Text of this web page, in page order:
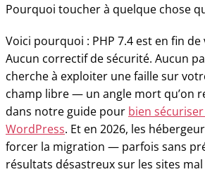
Pourquoi toucher à quelque chose
Voici pourquoi : PHP 7.4 est en fin de
Aucun correctif de sécurité. Aucun
cherche à exploiter une faille sur
champ libre — un angle mort qu’on
dans notre guide pour bien
WordPress. Et en 2026, les
forcer la migration — parfois sans
résultats désastreux sur les sites